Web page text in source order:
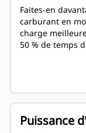
Faites-en
carburant en
charge
50 % de temps
Puissance